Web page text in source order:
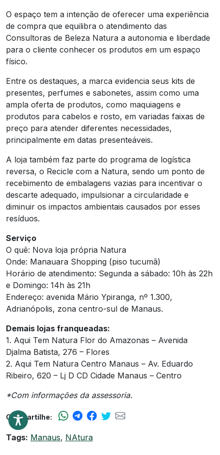
O espaço tem a intenção de oferecer uma experiência
de compra que equilibra o atendimento das
Consultoras de Beleza Natura a autonomia e liberdade
para o cliente conhecer os produtos em um espaço
físico.
Entre os destaques, a marca evidencia seus kits de
presentes, perfumes e sabonetes, assim como uma
ampla oferta de produtos, como maquiagens e
produtos para cabelos e rosto, em variadas faixas de
preço para atender diferentes necessidades,
principalmente em datas presenteáveis.
A loja também faz parte do programa de logística
reversa, o Recicle com a Natura, sendo um ponto de
recebimento de embalagens vazias para incentivar o
descarte adequado, impulsionar a circularidade e
diminuir os impactos ambientais causados por esses
resíduos.
Serviço
O quê: Nova loja própria Natura
Onde: Manauara Shopping (piso tucumã)
Horário de atendimento: Segunda a sábado: 10h às 22h
e Domingo: 14h às 21h
Endereço: avenida Mário Ypiranga, nº 1.300,
Adrianópolis, zona centro-sul de Manaus.
Demais lojas franqueadas:
1. Aqui Tem Natura Flor do Amazonas – Avenida
Djalma Batista, 276 – Flores
2. Aqui Tem Natura Centro Manaus – Av. Eduardo
Ribeiro, 620 – Lj D CD Cidade Manaus – Centro
*Com informações da assessoria.
Compartilhe:
Tags: Manaus, NAtura